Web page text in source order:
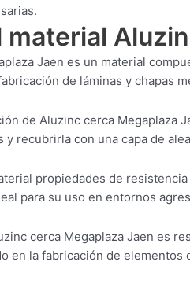
material
Jaen es un material
de láminas y chapas
de Aluzinc cerca Megaplaza
y recubrirla con una capa de
propiedades de
para su uso en entornos
cerca Megaplaza Jaen es
en la fabricación de